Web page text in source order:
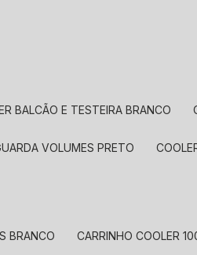
BALCÃO E TESTEIRA BRANCO
VOLUMES PRETO
BRANCO CARRINHO COOLER